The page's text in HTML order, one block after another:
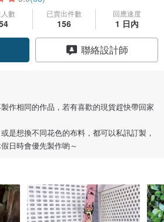
數 已賣出件數
156
回應速度
1 日內
聯絡設計師
作相同的作品，若有喜歡的現貨趕快帶回家
是想換不同花色的布料，都可以私訊訂製，
日時會優先製作喲～